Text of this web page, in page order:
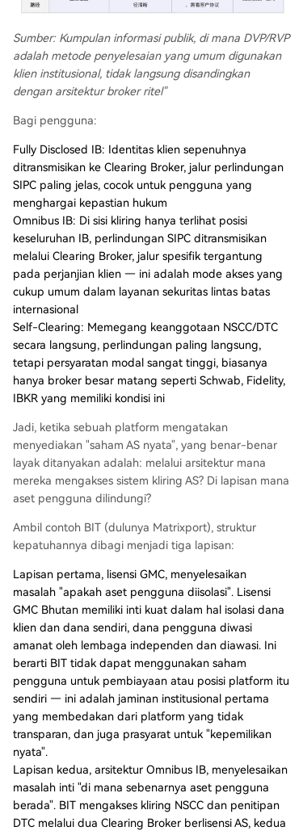
Sumber: Kumpulan informasi publik, di mana DVP/RVP
adalah metode penyelesaian yang umum digunakan
klien institusional, tidak langsung disandingkan
dengan arsitektur broker ritel"
Bagi pengguna:
Fully Disclosed IB: Identitas klien sepenuhnya
ditransmisikan ke Clearing Broker, jalur perlindungan
SIPC paling jelas, cocok untuk pengguna yang
menghargai kepastian hukum
Omnibus IB: Di sisi kliring hanya terlihat posisi
keseluruhan IB, perlindungan SIPC ditransmisikan
melalui Clearing Broker, jalur spesifik tergantung
pada perjanjian klien — ini adalah mode akses yang
cukup umum dalam layanan sekuritas lintas batas
internasional
Self-Clearing: Memegang keanggotaan NSCC/DTC
secara langsung, perlindungan paling langsung,
tetapi persyaratan modal sangat tinggi, biasanya
hanya broker besar matang seperti Schwab, Fidelity,
IBKR yang memiliki kondisi ini
Jadi, ketika sebuah platform mengatakan
menyediakan "saham AS nyata", yang benar-benar
layak ditanyakan adalah: melalui arsitektur mana
mereka mengakses sistem kliring AS? Di lapisan mana
aset pengguna dilindungi?
Ambil contoh BIT (dulunya Matrixport), struktur
kepatuhannya dibagi menjadi tiga lapisan:
Lapisan pertama, lisensi GMC, menyelesaikan
masalah "apakah aset pengguna diisolasi". Lisensi
GMC Bhutan memiliki inti kuat dalam hal isolasi dana
klien dan dana sendiri, dana pengguna diwasi
amanat oleh lembaga independen dan diawasi. Ini
berarti BIT tidak dapat menggunakan saham
pengguna untuk pembiayaan atau posisi platform itu
sendiri — ini adalah jaminan institusional pertama
yang membedakan dari platform yang tidak
transparan, dan juga prasyarat untuk "kepemilikan
nyata".
Lapisan kedua, arsitektur Omnibus IB, menyelesaikan
masalah inti "di mana sebenarnya aset pengguna
berada". BIT mengakses kliring NSCC dan penitipan
DTC melalui dua Clearing Broker berlisensi AS, kedua